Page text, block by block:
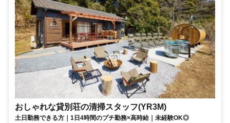
おしゃれな貸別荘の清掃スタッフ(YR3M)
土日勤務できる方｜1日4時間のプチ勤務×高時給｜未経験OK◎